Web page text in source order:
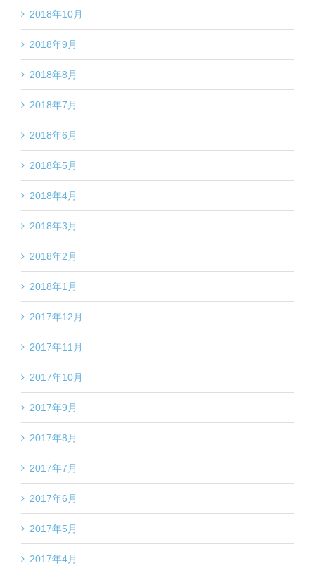
2018年10月
2018年9月
2018年8月
2018年7月
2018年6月
2018年5月
2018年4月
2018年3月
2018年2月
2018年1月
2017年12月
2017年11月
2017年10月
2017年9月
2017年8月
2017年7月
2017年6月
2017年5月
2017年4月